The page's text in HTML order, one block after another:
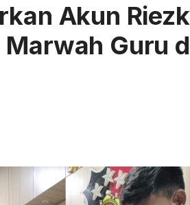
Akun
Guru